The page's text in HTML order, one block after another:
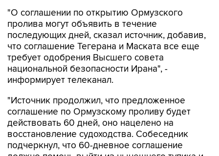
"О соглашении по открытию Ормузского
пролива могут объявить в течение
последующих дней, сказал источник, добавив,
что соглашение Тегерана и Маската все еще
требует одобрения Высшего совета
национальной безопасности Ирана", -
информирует телеканал.
"Источник продолжил, что предложенное
соглашение по Ормузскому проливу будет
действовать 60 дней, оно нацелено на
восстановление судоходства. Собеседник
подчеркнул, что 60-дневное соглашение